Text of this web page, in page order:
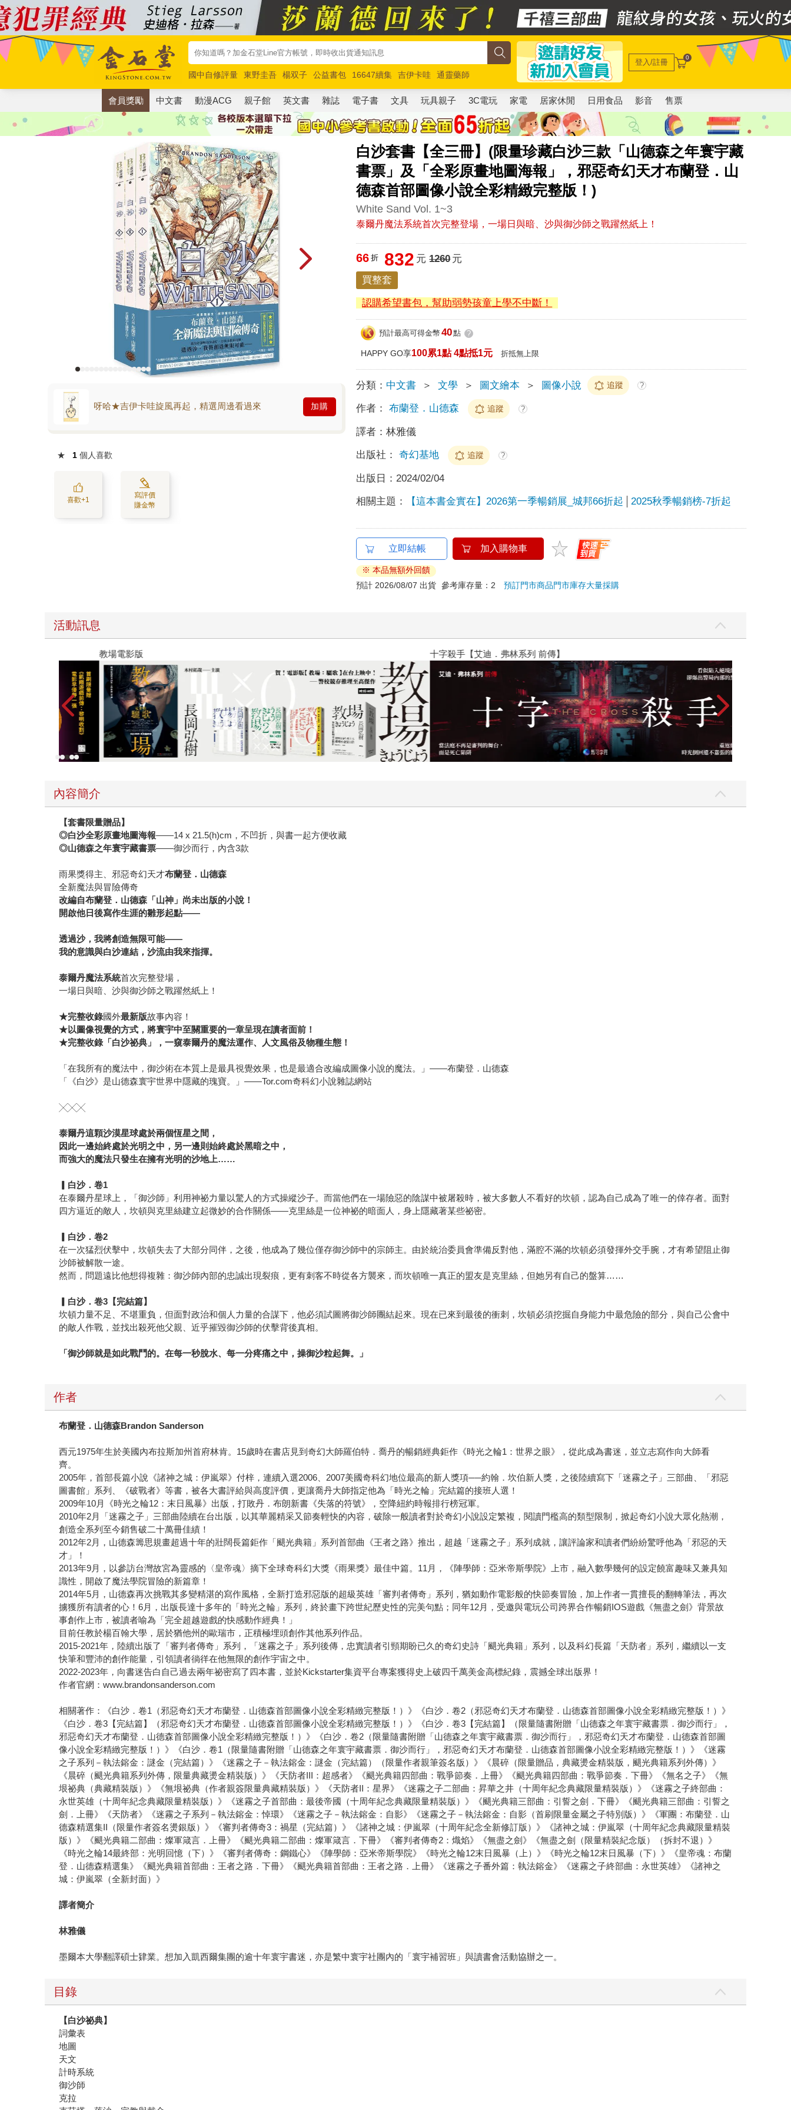
國中自修評量 東野圭吾 楊双子 公益書包 16647續集 吉伊卡哇
通靈藥師
唯紅花綻放
奧德賽 路邊攤新作 馬斯克 玩具總動員5 超慢跑
登入/註冊 0
會員獎勵 中文書 動漫ACG 親子館 英文書 雜誌 電子書 文具 玩具親子 3C電玩 家電 居家休閒 日用食品 影音 售票
白沙套書【全三冊】(限量珍藏白沙三款「山德森之年寰宇藏
書票」及「全彩原畫地圖海報」，邪惡奇幻天才布蘭登．山
德森首部圖像小說全彩精緻完整版！)
White Sand Vol. 1~3
泰爾丹魔法系統首次完整登場，一場日與暗、沙與御沙師之戰躍然紙上！
呀哈★吉伊卡哇旋風再起，精選周邊看過來 加購
★ 1 個人喜歡
喜歡+1
寫評價
賺金幣
66 折 832 元 1260元
買整套
認購希望書包，幫助弱勢孩童上學不中斷！
預計最高可得金幣 40點 ?
HAPPY GO享100累1點 4點抵1元 折抵無上限
分類： 中文書 ＞ 文學 ＞ 圖文繪本 ＞ 圖像小說 追蹤 ?
作者： 布蘭登．山德森 追蹤 ?
譯者：林雅儀
出版社： 奇幻基地 追蹤 ?
出版日： 2024/02/04
相關主題： 【這本書金實在】2026第一季暢銷展_城邦66折起 2025秋季暢銷榜-7折起
立即結帳 加入購物車
※ 本品無額外回饋
預計 2026/08/07 出貨 參考庫存量：2預訂門市商品門市庫存大量採購
活動訊息
教場電影版 十字殺手【艾迪．弗林系列 前傳】
內容簡介
【套書限量贈品】
◎白沙全彩原畫地圖海報——14 x 21.5(h)cm，不凹折，與書一起方便收藏
◎山德森之年寰宇藏書票——御沙而行，內含3款
雨果獎得主、邪惡奇幻天才布蘭登．山德森
全新魔法與冒險傳奇
改編自布蘭登．山德森「山神」尚未出版的小說！
開啟他日後寫作生涯的雛形起點——
透過沙，我將創造無限可能——
我的意識與白沙連結，沙流由我來指揮。
泰爾丹魔法系統首次完整登場，
一場日與暗、沙與御沙師之戰躍然紙上！
★完整收錄國外最新版故事內容！
★以圖像視覺的方式，將寰宇中至關重要的一章呈現在讀者面前！
★完整收錄「白沙祕典」，一窺泰爾丹的魔法運作、人文風俗及物種生態！
「在我所有的魔法中，御沙術在本質上是最具視覺效果，也是最適合改編成圖像小說的魔法。」——布蘭登．山德森
「《白沙》是山德森寰宇世界中隱藏的瑰寶。」——Tor.com奇科幻小說雜誌網站
╳╳╳
泰爾丹這顆沙漠星球處於兩個恆星之間，
因此一邊始終處於光明之中，另一邊則始終處於黑暗之中，
而強大的魔法只發生在擁有光明的沙地上……
▎白沙．卷1
在泰爾丹星球上，「御沙師」利用神祕力量以驚人的方式操縱沙子。而當他們在一場險惡的陰謀中被屠殺時，被大多數人不看好的坎頓，認為自己成為了唯一的倖存者。面對
四方逼近的敵人，坎頓與克里絲建立起微妙的合作關係——克里絲是一位神祕的暗面人，身上隱藏著某些祕密。
▎白沙．卷2
在一次猛烈伏擊中，坎頓失去了大部分同伴，之後，他成為了幾位僅存御沙師中的宗師主。由於統治委員會準備反對他，滿腔不滿的坎頓必須發揮外交手腕，才有希望阻止御
沙師被解散一途。
然而，問題遠比他想得複雜：御沙師內部的忠誠出現裂痕，更有刺客不時從各方襲來，而坎頓唯一真正的盟友是克里絲，但她另有自己的盤算……
▎白沙．卷3【完結篇】
坎頓力量不足、不堪重負，但面對政治和個人力量的合謀下，他必須試圖將御沙師團結起來。現在已來到最後的衝刺，坎頓必須挖掘自身能力中最危險的部分，與自己公會中
的敵人作戰，並找出殺死他父親、近乎摧毀御沙師的伏擊背後真相。
「御沙師就是如此戰鬥的。在每一秒脫水、每一分疼痛之中，操御沙粒起舞。」
作者
布蘭登．山德森Brandon Sanderson
西元1975年生於美國內布拉斯加州首府林肯。15歲時在書店見到奇幻大師羅伯特．喬丹的暢銷經典鉅作《時光之輪1：世界之眼》，從此成為書迷，並立志寫作向大師看
齊。
2005年，首部長篇小說《諸神之城：伊嵐翠》付梓，連續入選2006、2007美國奇科幻地位最高的新人獎項──約翰．坎伯新人獎，之後陸續寫下「迷霧之子」三部曲、「邪惡
圖書館」系列、《破戰者》等書，被各大書評給與高度評價，更讓喬丹大師指定他為「時光之輪」完結篇的接班人選！
2009年10月《時光之輪12：末日風暴》出版，打敗丹．布朗新書《失落的符號》，空降紐約時報排行榜冠軍。
2010年2月「迷霧之子」三部曲陸續在台出版，以其華麗精采又節奏輕快的內容，破除一般讀者對於奇幻小說設定繁複，閱讀門檻高的類型限制，掀起奇幻小說大眾化熱潮，
創造全系列至今銷售破二十萬冊佳績！
2012年2月，山德森籌思規畫超過十年的壯闊長篇鉅作「颶光典籍」系列首部曲《王者之路》推出，超越「迷霧之子」系列成就，讓評論家和讀者們紛紛驚呼他為「邪惡的天
才」！
2013年9月，以參訪台灣故宮為靈感的〈皇帝魂〉摘下全球奇科幻大獎《雨果獎》最佳中篇。11月，《陣學師：亞米帝斯學院》上市，融入數學幾何的設定饒富趣味又兼具知
識性，開啟了魔法學院冒險的新篇章！
2014年5月，山德森再次挑戰其多變精湛的寫作風格，全新打造邪惡版的超級英雄「審判者傳奇」系列，猶如動作電影般的快節奏冒險，加上作者一貫擅長的翻轉筆法，再次
擄獲所有讀者的心！6月，出版長達十多年的「時光之輪」系列，終於畫下跨世紀歷史性的完美句點；同年12月，受邀與電玩公司跨界合作暢銷IOS遊戲《無盡之劍》背景故
事創作上市，被讀者喻為「完全超越遊戲的快感動作經典！」
目前任教於楊百翰大學，居於猶他州的歐瑞市，正積極埋頭創作其他系列作品。
2015-2021年，陸續出版了「審判者傳奇」系列，「迷霧之子」系列後傳，忠實讀者引頸期盼已久的奇幻史詩「颶光典籍」系列，以及科幻長篇「天防者」系列，繼續以一支
快筆和豐沛的創作能量，引領讀者徜徉在他無限的創作宇宙之中。
2022-2023年，向書迷告白自己過去兩年祕密寫了四本書，並於Kickstarter集資平台專案獲得史上破四千萬美金高標紀錄，震撼全球出版界！
作者官網：www.brandonsanderson.com
相關著作：《白沙．卷1（邪惡奇幻天才布蘭登．山德森首部圖像小說全彩精緻完整版！）》《白沙．卷2（邪惡奇幻天才布蘭登．山德森首部圖像小說全彩精緻完整版！）》
《白沙．卷3【完結篇】（邪惡奇幻天才布蘭登．山德森首部圖像小說全彩精緻完整版！）》《白沙．卷3【完結篇】（限量隨書附贈「山德森之年寰宇藏書票．御沙而行」，
邪惡奇幻天才布蘭登．山德森首部圖像小說全彩精緻完整版！）》《白沙．卷2（限量隨書附贈「山德森之年寰宇藏書票．御沙而行」，邪惡奇幻天才布蘭登．山德森首部圖
像小說全彩精緻完整版！）》《白沙．卷1（限量隨書附贈「山德森之年寰宇藏書票．御沙而行」，邪惡奇幻天才布蘭登．山德森首部圖像小說全彩精緻完整版！）》《迷霧
之子系列－執法鎔金：謎金（完結篇）》《迷霧之子－執法鎔金：謎金（完結篇）（限量作者親筆簽名版）》《晨碎（限量贈品，典藏燙金精裝版，颶光典籍系列外傳）》
《晨碎（颶光典籍系列外傳，限量典藏燙金精裝版）》《天防者III：超感者》《颶光典籍四部曲：戰爭節奏．上冊》《颶光典籍四部曲：戰爭節奏．下冊》《無名之子》《無
垠祕典（典藏精裝版）》《無垠祕典（作者親簽限量典藏精裝版）》《天防者II：星界》《迷霧之子二部曲：昇華之井（十周年紀念典藏限量精裝版）》《迷霧之子終部曲：
永世英雄（十周年紀念典藏限量精裝版）》《迷霧之子首部曲：最後帝國（十周年紀念典藏限量精裝版）》《颶光典籍三部曲：引誓之劍．下冊》《颶光典籍三部曲：引誓之
劍．上冊》《天防者》《迷霧之子系列－執法鎔金：悼環》《迷霧之子－執法鎔金：自影》《迷霧之子－執法鎔金：自影（首刷限量金屬之子特別版）》《軍團：布蘭登．山
德森精選集II（限量作者簽名燙銀版）》《審判者傳奇3：禍星（完結篇）》《諸神之城：伊嵐翠（十周年紀念全新修訂版）》《諸神之城：伊嵐翠（十周年紀念典藏限量精裝
版）》《颶光典籍二部曲：燦軍箴言．上冊》《颶光典籍二部曲：燦軍箴言．下冊》《審判者傳奇2：熾焰》《無盡之劍》《無盡之劍（限量精裝紀念版）（拆封不退）》
《時光之輪14最終部：光明回憶（下）》《審判者傳奇：鋼鐵心》《陣學師：亞米帝斯學院》《時光之輪12末日風暴（上）》《時光之輪12末日風暴（下）》《皇帝魂：布蘭
登．山德森精選集》《颶光典籍首部曲：王者之路．下冊》《颶光典籍首部曲：王者之路．上冊》《迷霧之子番外篇：執法鎔金》《迷霧之子終部曲：永世英雄》《諸神之
城：伊嵐翠（全新封面）》
譯者簡介
林雅儀
墨爾本大學翻譯碩士肄業。想加入凱西爾集團的逾十年寰宇書迷，亦是繁中寰宇社團內的「寰宇補習班」與讀書會活動協辦之一。
目錄
【白沙祕典】
詞彙表
地圖
天文
計時系統
御沙師
克拉